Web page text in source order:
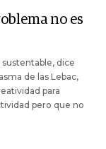
no es
dice
de las Lebac,
para
pero que no